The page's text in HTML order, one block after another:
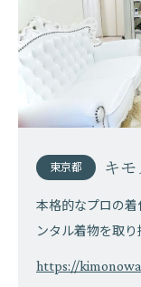
東京都 キモ
本格的なプロの
ンタル着物を取り
https://